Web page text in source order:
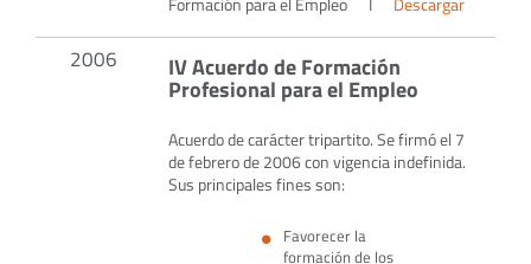
2006 IV Acuerdo de Formación
Profesional para el Empleo
Acuerdo de carácter tripartito. Se firmó el 7
de febrero de 2006 con vigencia indefinida.
Sus principales fines son:
Favorecer la
formación de los